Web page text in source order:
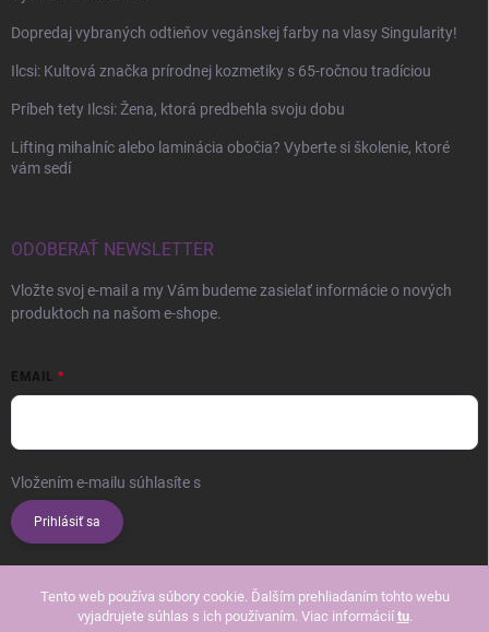
Tento web používa súbory cookie. Ďalším prehliadaním tohto webu
vyjadrujete súhlas s ich používaním. Viac informácií tu.
Dopredaj vybraných odtieňov vegánskej farby na vlasy Singularity!
Ilcsi: Kultová značka prírodnej kozmetiky s 65-ročnou tradíciou
Príbeh tety Ilcsi: Žena, ktorá predbehla svoju dobu
Lifting mihalníc alebo laminácia obočia? Vyberte si školenie, ktoré
vám sedí
ODOBERAŤ NEWSLETTER
Vložte svoj e-mail a my Vám budeme zasielať informácie o nových
produktoch na našom e-shope.
EMAIL
Vložením e-mailu súhlasíte s
Prihlásiť sa